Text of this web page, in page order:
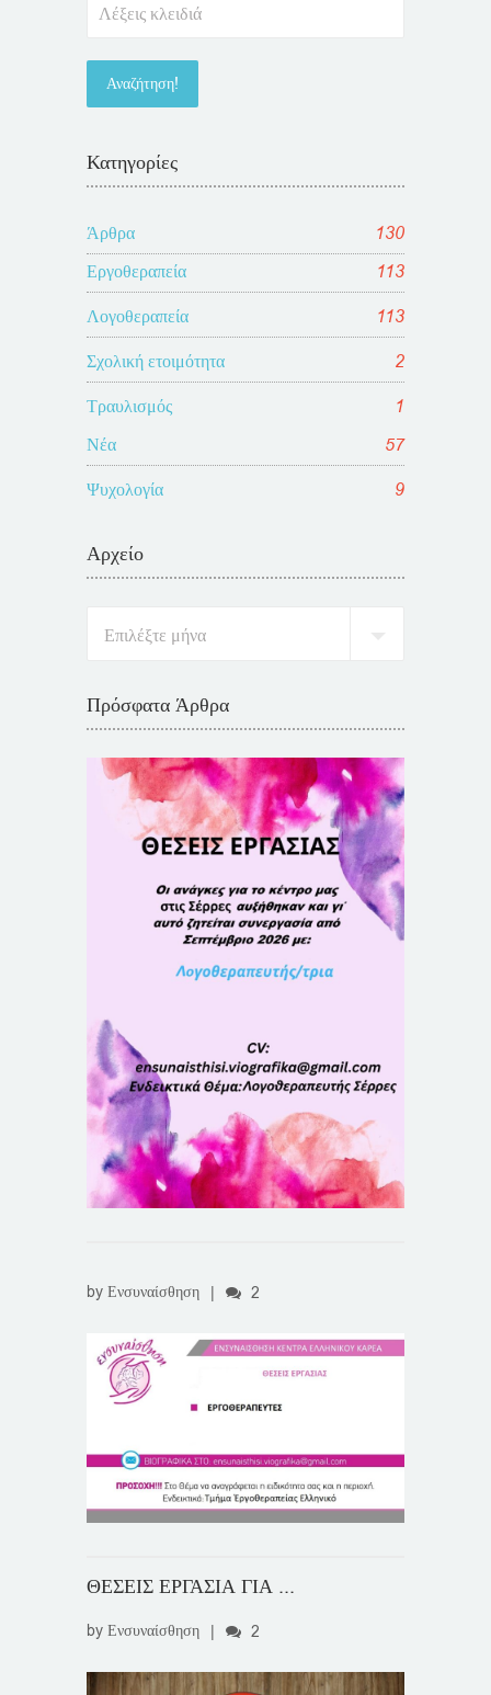
Κατηγορίες
Άρθρα
130
Εργοθεραπεία
113
Λογοθεραπεία
113
Σχολική ετοιμότητα
2
Τραυλισμός
1
Νέα
57
Ψυχολογία
9
Αρχείο
Πρόσφατα Άρθρα
by Ενσυναίσθηση | 2
ΘΕΣΕΙΣ ΕΡΓΑΣΙΑ ΓΙΑ ...
by Ενσυναίσθηση 2